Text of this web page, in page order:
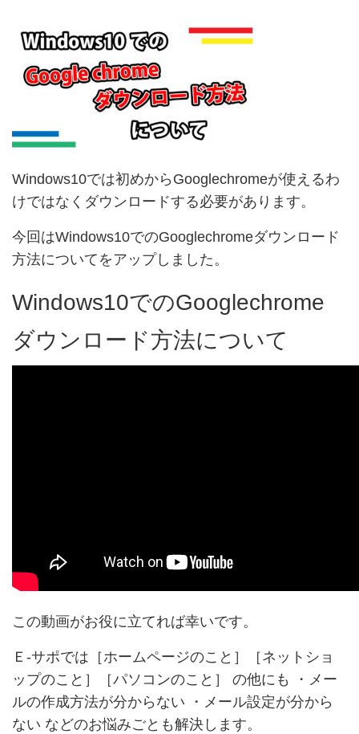
Windows10では初めからGooglechromeが使えるわ
けではなくダウンロードする必要があります。
今回はWindows10でのGooglechromeダウンロード
方法についてをアップしました。
Windows10でのGooglechrome
ダウンロード方法について
この動画がお役に立てれば幸いです。
Ｅ-サポでは［ホームページのこと］［ネットショ
ップのこと］［パソコンのこと］ の他にも ・メー
ルの作成方法が分からない ・メール設定が分から
ない などのお悩みごとも解決します。